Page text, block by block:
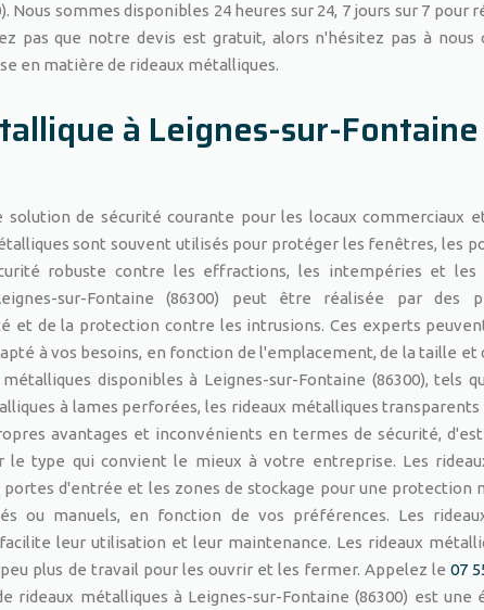
sommes disponibles 24 heures sur 24, 7 jours sur 7 pour
pas que notre devis est gratuit, alors n'hésitez pas à nous
en matière de rideaux métalliques.
à Leignes-sur-Fontaine
de sécurité courante pour les locaux commerciaux
sont souvent utilisés pour protéger les fenêtres, les
robuste contre les effractions, les intempéries et les
sur-Fontaine (86300) peut être réalisée par des
et de la protection contre les intrusions. Ces experts
à vos besoins, en fonction de l'emplacement, de la taille
disponibles à Leignes-sur-Fontaine (86300), tels
à lames perforées, les rideaux métalliques
avantages et inconvénients en termes de sécurité,
type qui convient le mieux à votre entreprise. Les
d'entrée et les zones de stockage pour une protection
ou manuels, en fonction de vos préférences. Les
leur utilisation et leur maintenance. Les rideaux
plus de travail pour les ouvrir et les fermer. Appelez le07
rideaux métalliques à Leignes-sur-Fontaine (86300) est une